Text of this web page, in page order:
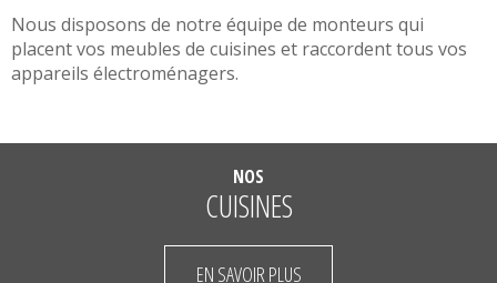
Nous disposons de notre équipe de monteurs qui
placent vos meubles de cuisines et raccordent tous vos
appareils électroménagers.
NOS
CUISINES
EN SAVOIR PLUS